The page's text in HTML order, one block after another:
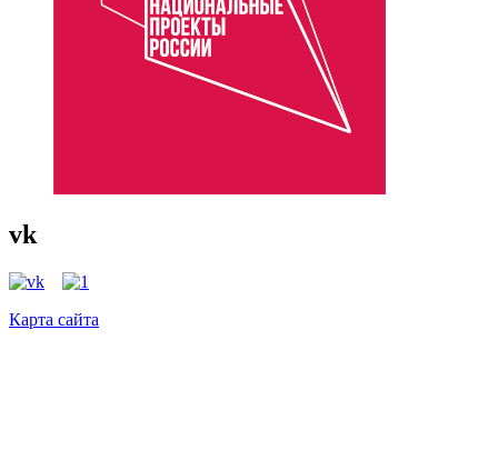
vk
Карта сайта